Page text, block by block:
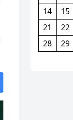
14
15
21
22
28
29